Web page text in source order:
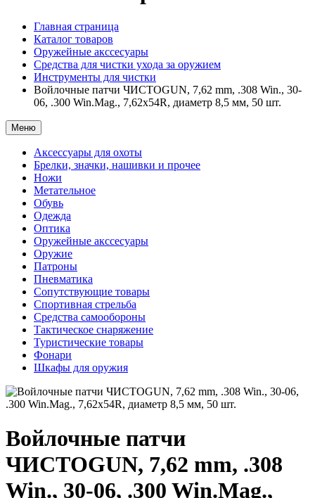
Главная страница
Каталог товаров
Оружейные акссесуары
Средства для чистки ухода за оружием
Инструменты для чистки
Войлочные патчи ЧИСТОGUN, 7,62 mm, .308 Win., 30-
06, .300 Win.Mag., 7,62x54R, диаметр 8,5 мм, 50 шт.
Меню
Аксессуары для охоты
Брелки, значки, нашивки и прочее
Ножи
Метательное
Обувь
Одежда
Оптика
Оружейные акссесуары
Оружие
Патроны
Пневматика
Сопутствующие товары
Спортивная стрельба
Средства самообороны
Тактическое снаряжение
Туристические товары
Фонари
Шкафы для оружия
Войлочные патчи
ЧИСТОGUN, 7,62 mm, .308
Win., 30-06, .300 Win.Mag.,